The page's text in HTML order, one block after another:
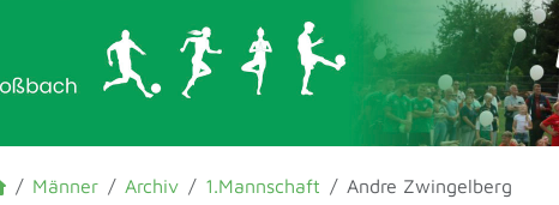
Männer Archiv 1.Mannschaft Andre Zwingelberg